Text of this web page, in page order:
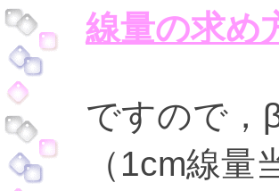
線量の求め
ですので，
（1cm線